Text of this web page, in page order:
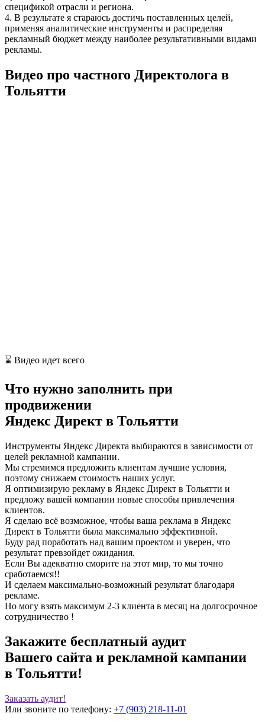
спецификой отрасли и региона.
4. В результате я стараюсь достичь поставленных целей,
применяя аналитические инструменты и распределяя
рекламный бюджет между наиболее результативными видами
рекламы.
Видео про частного Директолога в
Тольятти
⌛ Видео идет всего
Что нужно заполнить при
продвижении
Яндекс Директ в Тольятти
Инструменты Яндекс Директа выбираются в зависимости от
целей рекламной кампании.
Мы стремимся предложить клиентам лучшие условия,
поэтому снижаем стоимость наших услуг.
Я оптимизирую рекламу в Яндекс Директ в Тольятти и
предложу вашей компании новые способы привлечения
клиентов.
Я сделаю всё возможное, чтобы ваша реклама в Яндекс
Директ в Тольятти была максимально эффективной.
Буду рад поработать над вашим проектом и уверен, что
результат превзойдет ожидания.
Если Вы адекватно сморите на этот мир, то мы точно
сработаемся!!
И сделаем максимально-возможный результат благодаря
рекламе.
Но могу взять максимум 2-3 клиента в месяц на долгосрочное
сотрудничество !
Закажите бесплатный аудит
Вашего сайта и рекламной кампании
в Тольятти!
Заказать аудит!
Или звоните по телефону: +7 (903) 218-11-01